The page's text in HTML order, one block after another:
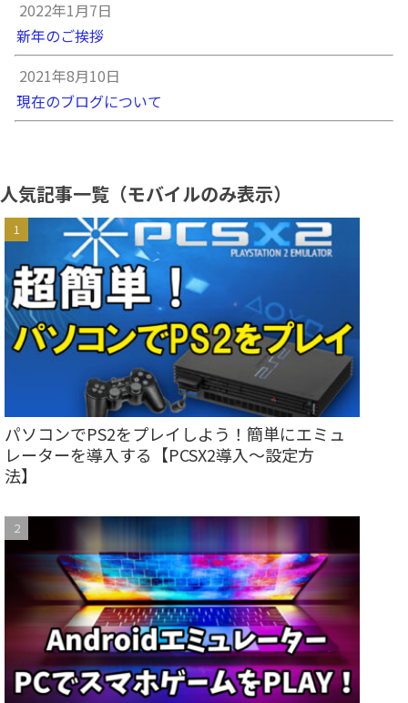
2022年1月7日
新年のご挨拶
2021年8月10日
現在のブログについて
人気記事一覧（モバイルのみ表示）
パソコンでPS2をプレイしよう！簡単にエミュ
レーターを導入する【PCSX2導入～設定方
法】